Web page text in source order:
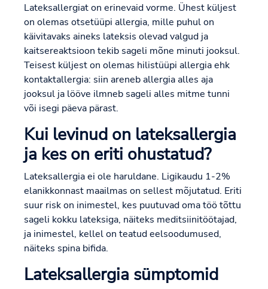
Lateksallergiat on erinevaid vorme. Ühest küljest
on olemas otsetüüpi allergia, mille puhul on
käivitavaks aineks lateksis olevad valgud ja
kaitsereaktsioon tekib sageli mõne minuti jooksul.
Teisest küljest on olemas hilistüüpi allergia ehk
kontaktallergia: siin areneb allergia alles aja
jooksul ja lööve ilmneb sageli alles mitme tunni
või isegi päeva pärast.
Kui levinud on lateksallergia
ja kes on eriti ohustatud?
Lateksallergia ei ole haruldane. Ligikaudu 1-2%
elanikkonnast maailmas on sellest mõjutatud. Eriti
suur risk on inimestel, kes puutuvad oma töö tõttu
sageli kokku lateksiga, näiteks meditsiinitöötajad,
ja inimestel, kellel on teatud eelsoodumused,
näiteks spina bifida.
Lateksallergia sümptomid